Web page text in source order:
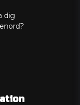
dig